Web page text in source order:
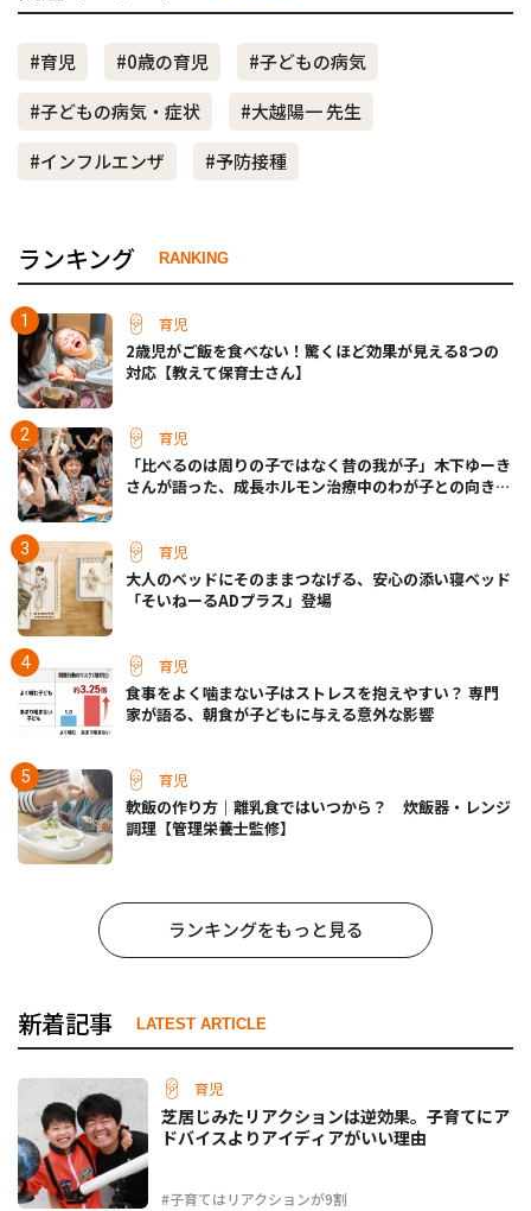
#育児 #0歳の育児
#子どもの病気
#子どもの病気・症状
#大越陽一 先生
#インフルエンザ
#予防接種
ランキング RANKING
育児
2歳児がご飯を食べない！驚くほど効果が見える8つの
対応【教えて保育士さん】
育児
「比べるのは周りの子ではなく昔の我が子」木下ゆーき
さんが語った、成長ホルモン治療中のわが子との向き合
育児
大人のベッドにそのままつなげる、安心の添い寝ベッド
「そいねーるADプラス」登場
育児
食事をよく噛まない子はストレスを抱えやすい？ 専門
家が語る、朝食が子どもに与える意外な影響
育児
軟飯の作り方｜離乳食ではいつから？ 炊飯器・レンジ
調理【管理栄養士監修】
ランキングをもっと見る
新着記事 LATEST ARTICLE
育児
#子育てはリアクションが9割
芝居じみたリアクションは逆効果。子育てにア
ドバイスよりアイディアがいい理由